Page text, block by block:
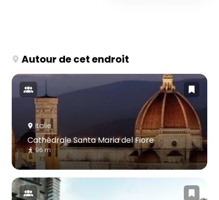
Autour de cet endroit
Italie
Cathédrale Santa Maria del Fiore
96 m